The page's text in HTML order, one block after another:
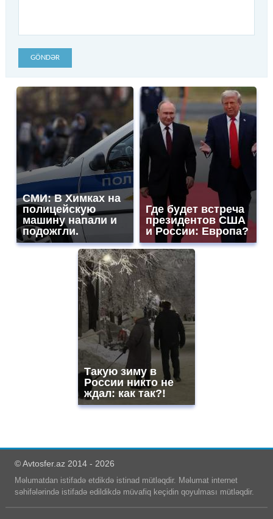
GÖNDƏR
СМИ: В Химках на
полицейскую
машину напали и
подожгли.
Где будет встреча
президентов США
и России: Европа?
Такую зиму в
России никто не
ждал: как так?!
© Avtosfer.az 2014 - 2026
Məlumatdan istifadə etdikdə istinad mütləqdir. Məlumat internet
səhifələrində istifadə edildikdə müvafiq keçidin qoyulması mütləqdir.